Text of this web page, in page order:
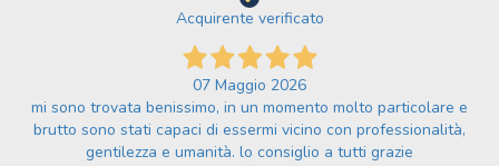
Acquirente verificato
07 Maggio 2026
mi sono trovata benissimo, in un momento molto particolare e
brutto sono stati capaci di essermi vicino con professionalità,
gentilezza e umanità. lo consiglio a tutti grazie